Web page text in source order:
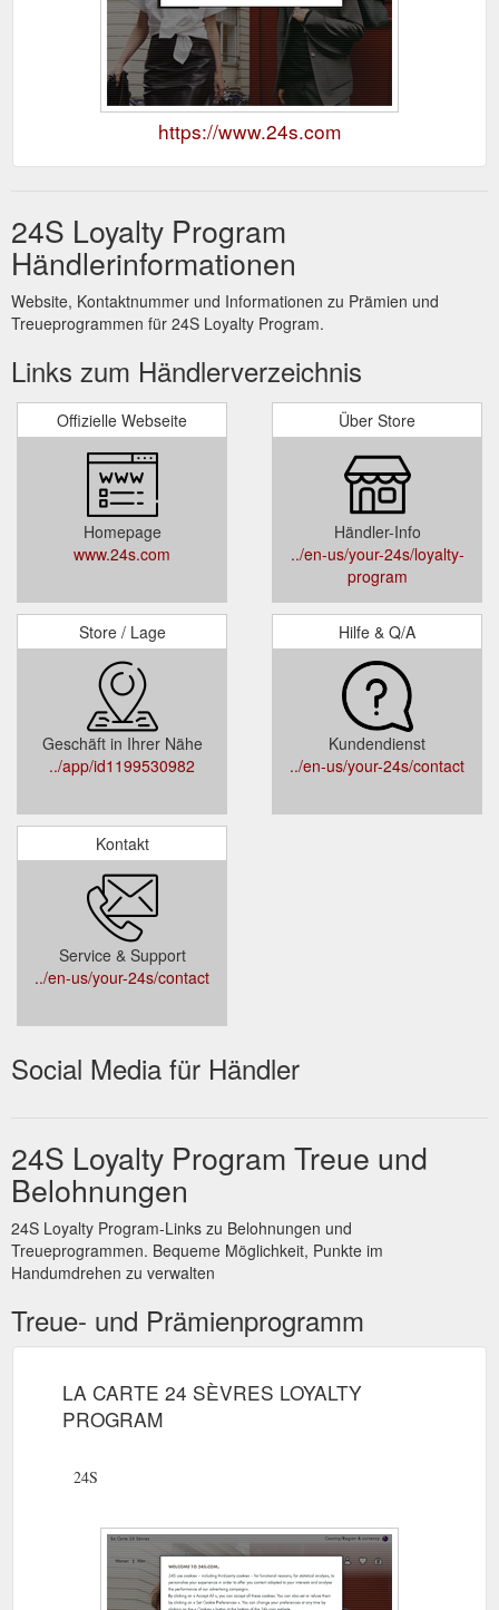
https://www.24s.com
24S Loyalty Program
Händlerinformationen
Website, Kontaktnummer und Informationen zu Prämien und
Treueprogrammen für 24S Loyalty Program.
Links zum Händlerverzeichnis
Offizielle Webseite
Homepage
www.24s.com
Über Store
Händler-Info
../en-us/your-24s/loyalty-
program
Store / Lage
Geschäft in Ihrer Nähe
../app/id1199530982
Hilfe & Q/A
Kundendienst
../en-us/your-24s/contact
Kontakt
Service & Support
../en-us/your-24s/contact
Social Media für Händler
24S Loyalty Program Treue und
Belohnungen
24S Loyalty Program-Links zu Belohnungen und
Treueprogrammen. Bequeme Möglichkeit, Punkte im
Handumdrehen zu verwalten
Treue- und Prämienprogramm
LA CARTE 24 SÈVRES LOYALTY
PROGRAM
24S